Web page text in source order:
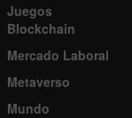
Juegos
Blockchain
Mercado Laboral
Metaverso
Mundo